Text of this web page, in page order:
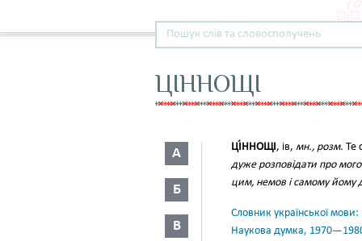
ЦІННОЩІ
А
Б
В
ЦІ́ННОЩІ, ів, мн., розм. Те
дуже розповідати про мого
цим, немов і самому йому
Словник української
Наукова думка,